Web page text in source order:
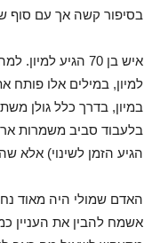
בסיפור קשה אך עם סוף
איש בן 70 הגיע
למיון, במילים אלו פותח
במיון, בדרך כלל גולן
בלעבוד סביב משמרות
הגיע הזמן לשינוי) אלא
האדם שמולי היה מאוד
אשמח להבין את העניין